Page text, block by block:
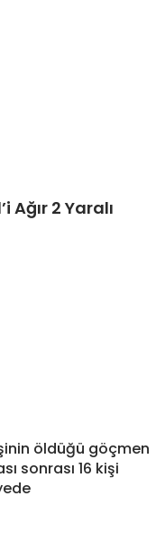
Ağır 2 Yaralı
öldüğü göçmen
sonrası 16 kişi